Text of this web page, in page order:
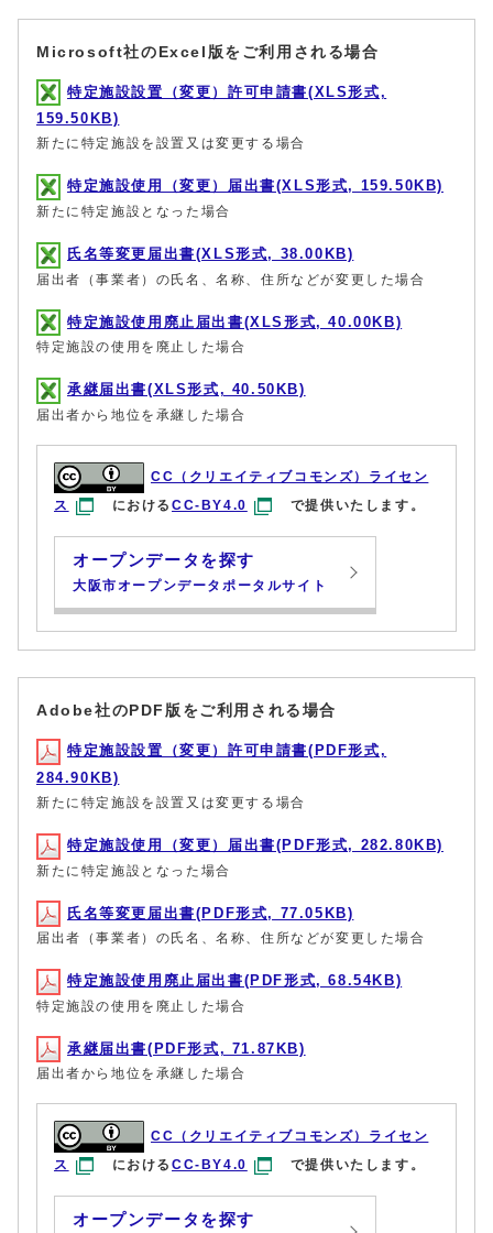
Microsoft社のExcel版をご利用される場合
特定施設設置（変更）許可申請書(XLS形式,
159.50KB)
新たに特定施設を設置又は変更する場合
特定施設使用（変更）届出書(XLS形式, 159.50KB)
新たに特定施設となった場合
氏名等変更届出書(XLS形式, 38.00KB)
届出者（事業者）の氏名、名称、住所などが変更した場合
特定施設使用廃止届出書(XLS形式, 40.00KB)
特定施設の使用を廃止した場合
承継届出書(XLS形式, 40.50KB)
届出者から地位を承継した場合
CC（クリエイティブコモンズ）ライセン
ス
におけるCC-BY4.0 で提供いたします。
オープンデータを探す
大阪市オープンデータポータルサイト
Adobe社のPDF版をご利用される場合
特定施設設置（変更）許可申請書(PDF形式,
284.90KB)
新たに特定施設を設置又は変更する場合
特定施設使用（変更）届出書(PDF形式, 282.80KB)
新たに特定施設となった場合
氏名等変更届出書(PDF形式, 77.05KB)
届出者（事業者）の氏名、名称、住所などが変更した場合
特定施設使用廃止届出書(PDF形式, 68.54KB)
特定施設の使用を廃止した場合
承継届出書(PDF形式, 71.87KB)
届出者から地位を承継した場合
CC（クリエイティブコモンズ）ライセン
ス
におけるCC-BY4.0 で提供いたします。
オープンデータを探す